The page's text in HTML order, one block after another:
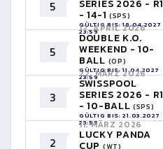
5 SERIES 2026 - R1
- 14-1 (SPS)
GÜLTIG BIS: 18.04.2027
23:59
5
12. APRIL 2026
DOUBLE K.O.
WEEKEND - 10-
BALL (OP)
GÜLTIG BIS: 11.04.2027
23:59
3
22. MÄRZ 2026
SWISSPOOL
SERIES 2026 - R1
- 10-BALL (SPS)
GÜLTIG BIS: 21.03.2027
23:59
2
11. MÄRZ 2026
LUCKY PANDA
CUP (WT)